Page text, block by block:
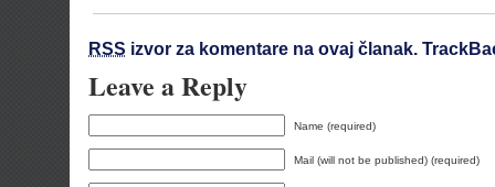
RSS izvor za komentare na ovaj članak.
Leave a Reply
Name (required)
Mail (will not be published) (required)